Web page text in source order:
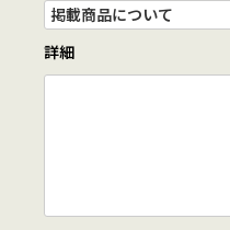
詳細